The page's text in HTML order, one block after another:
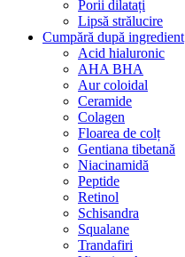
Porii dilatați
Lipsă strălucire
Cumpără după ingredient
Acid hialuronic
AHA BHA
Aur coloidal
Ceramide
Colagen
Floarea de colț
Gentiana tibetană
Niacinamidă
Peptide
Retinol
Schisandra
Squalane
Trandafiri